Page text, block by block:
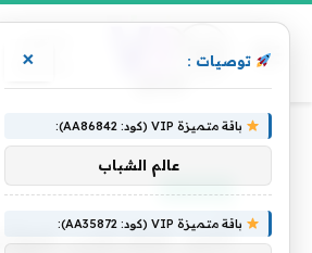
رئيسية
الرئيسية » أحد ملاعب مونديال 2030.. المغرب ينشئ أكبر ملعب بالعالم في الدار البيضاء | رياضة
الجزيرة نت
توصيات : ×
باقة متميزة VIP (كود: AA86842):
عالم الشباب
باقة متميزة VIP (كود: AA35872):